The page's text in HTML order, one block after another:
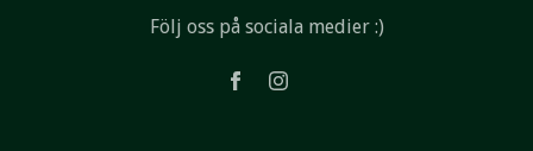
Följ oss på sociala medier :)